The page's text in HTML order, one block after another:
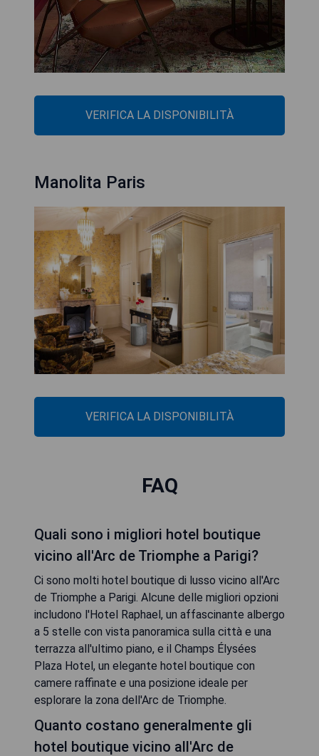
VERIFICA LA DISPONIBILITÀ
Manolita Paris
VERIFICA LA DISPONIBILITÀ
FAQ
Quali sono i migliori hotel boutique
vicino all'Arc de Triomphe a Parigi?
Ci sono molti hotel boutique di lusso vicino all'Arc
de Triomphe a Parigi. Alcune delle migliori opzioni
includono l'Hotel Raphael, un affascinante albergo
a 5 stelle con vista panoramica sulla città e una
terrazza all'ultimo piano, e il Champs Élysées
Plaza Hotel, un elegante hotel boutique con
camere raffinate e una posizione ideale per
esplorare la zona dell'Arc de Triomphe.
Quanto costano generalmente gli
hotel boutique vicino all'Arc de